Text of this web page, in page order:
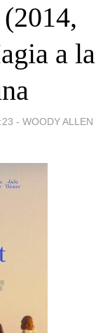
a la
- WOODY ALLEN